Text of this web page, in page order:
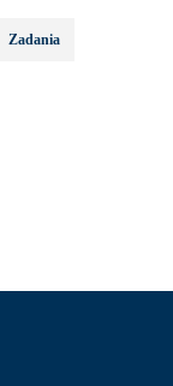
Zadania